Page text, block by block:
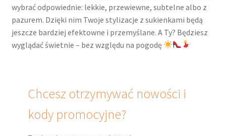
wybrać odpowiednie: lekkie, przewiewne, subtelne albo z
pazurem. Dzięki nim Twoje stylizacje z sukienkami będą
jeszcze bardziej efektowne i przemyślane. A Ty? Będziesz
wyglądać świetnie – bez względu na pogodę
Chcesz otrzymywać nowości i
kody promocyjne?